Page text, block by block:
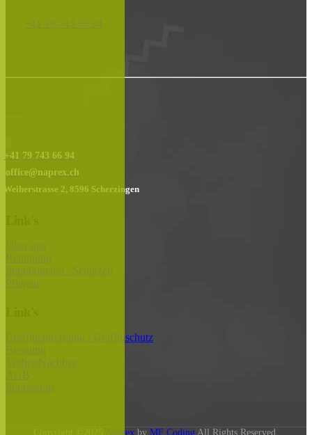
+41 79 743 66 94
+41 79 743 66 94
office@naprex.ch
Weiherstrasse 2, 8596 Scherzingen
Über uns
Reinigung
Imprägnieren / Schützen
Pflegen
Graffitientfernung / Graffitischutz
Beratung
Vorher/Nachher
AGB
Impressum
Naprex by MF Coding All Rights Reserved.